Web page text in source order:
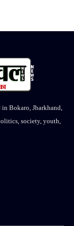
Bokaro, Jharkhand,
society, youth,